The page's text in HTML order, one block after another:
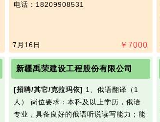
电话：18209908531
￥ 7000
7月16日
新疆禹荣建设工程股份有限公司
[招聘/其它/克拉玛依] 1、俄语翻译（1
人） 岗位要求：本科及以上学历，俄语
专业，具备良好的俄语听说读写能力；能